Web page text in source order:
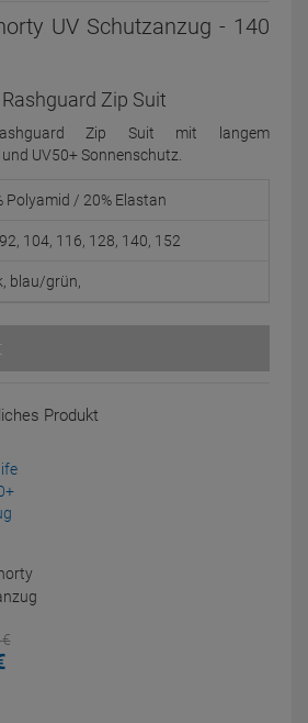
UV Schutzanzug - 140
Zip Suit
Rashguard Zip Suit mit langem
UV50+ Sonnenschutz.
Polyamid / 20% Elastan
104, 116, 128, 140, 152
blau/grün,
Produkt
€